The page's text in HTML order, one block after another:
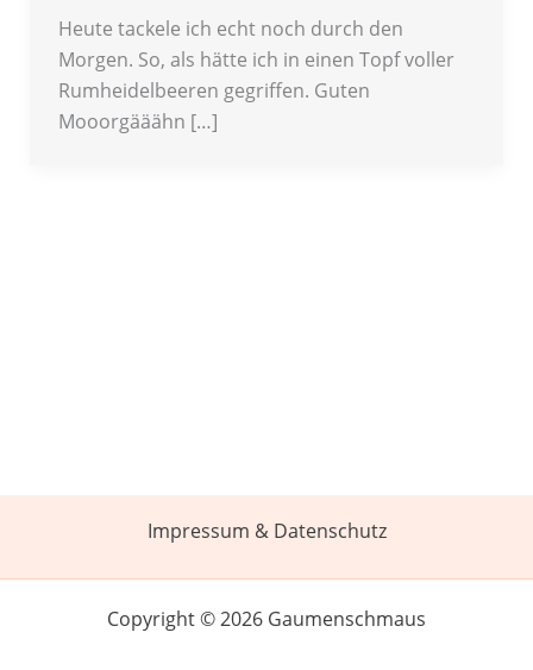
Heute tackele ich echt noch durch den
Morgen. So, als hätte ich in einen Topf voller
Rumheidelbeeren gegriffen. Guten
Mooorgääähn […]
Impressum & Datenschutz
Copyright © 2026 Gaumenschmaus